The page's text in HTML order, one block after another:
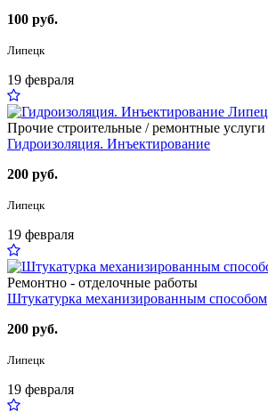
100 руб.
Липецк
19 февраля
Прочие строительные / ремонтные услуги
Гидроизоляция. Инъектирование
200 руб.
Липецк
19 февраля
Ремонтно - отделочные работы
Штукатурка механизированным способом
200 руб.
Липецк
19 февраля